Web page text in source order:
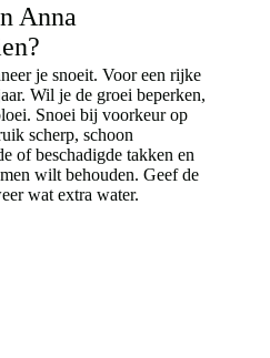
Anna
je snoeit. Voor een rijke
Wil je de groei beperken,
Snoei bij voorkeur op
scherp, schoon
of beschadigde takken en
wilt behouden. Geef de
wat extra water.